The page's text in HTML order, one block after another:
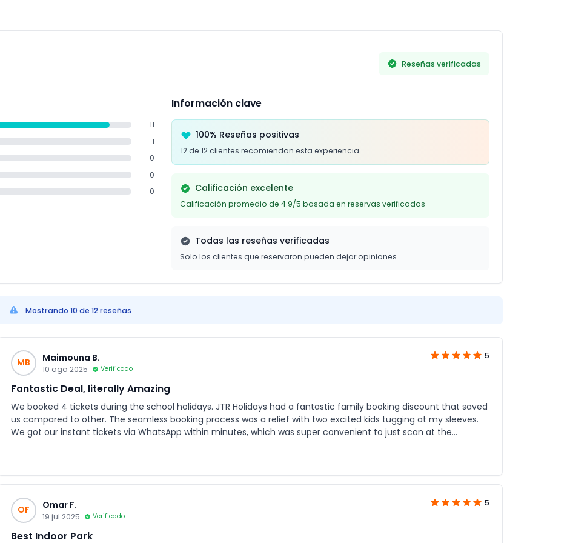
Reseñas verificadas
11
1
0
0
0
Información clave
100% Reseñas positivas
12 de 12 clientes recomiendan esta experiencia
Calificación excelente
Calificación promedio de 4.9/5 basada en reservas verificadas
Todas las reseñas verificadas
Solo los clientes que reservaron pueden dejar opiniones
Mostrando 10 de 12 reseñas
MB Maimouna B.
10 ago 2025 Verificado
5
Fantastic Deal, literally Amazing
We booked 4 tickets during the school holidays. JTR Holidays had a fantastic family booking discount that saved
us compared to other. The seamless booking process was a relief with two excited kids tugging at my sleeves.
We got our instant tickets via WhatsApp within minutes, which was super convenient to just scan at the
OF Omar F.
19 jul 2025 Verificado
5
Best Indoor Park